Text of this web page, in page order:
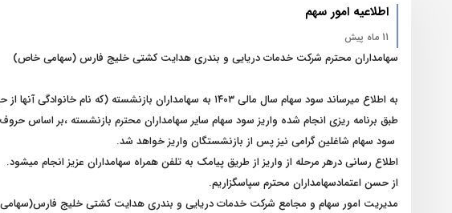
اطلاعیه امور سهم
11 ماه پیش
سهامداران محترم شرکت خدمات دریایی و بندری هدایت کشتی خلیج فارس (سهامی خاص)
به اطلاع میرساند سود سهام سال مالی ۱۴۰۳ به سهامداران بازنشسته (که نام خانوادگی آنها از حرف ص تا حرف گ میباشد ) به حساب بانک صادرات آنها در روز چهار شنبه ۲۶شهریور۱۴۰۴ واریز شد .
طبق برنامه ریزی انجام شده واریز سود سهام سایر سهامداران محترم بازنشسته ،بر اساس
سود سهام شاغلین گرامی نیز پس از بازنشستگان واریز خواهد شد.
اطلاع رسانی درهر مرحله از واریز از طریق پیامک به تلفن همراه سهامداران عزیز انجام میشود.
از حسن اعتمادسهامداران محترم سپاسگزاریم.
مدیریت امور سهام و مجامع شرکت خدمات دریایی و بندری هدایت کشتی خلیج